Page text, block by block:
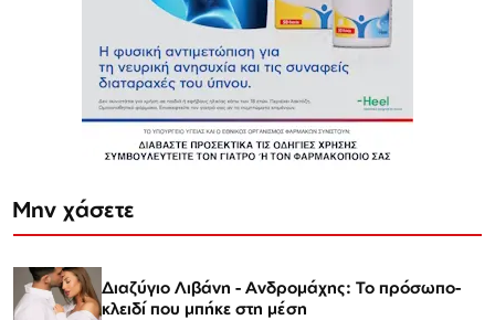
Μην χάσετε
Διαζύγιο Λιβάνη - Ανδρομάχης: Το πρόσωπο-
κλειδί που μπήκε στη μέση